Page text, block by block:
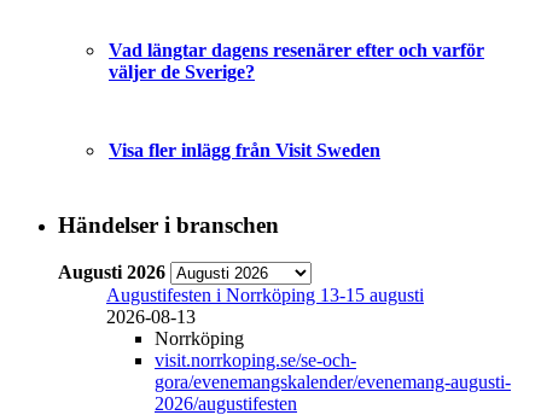
Vad längtar dagens resenärer efter och varför
väljer de Sverige?
Visa fler inlägg från Visit Sweden
Händelser i branschen
Augusti 2026
Augustifesten i Norrköping 13-15 augusti
2026-08-13
Norrköping
visit.norrkoping.se/se-och-
gora/evenemangskalender/evenemang-augusti-
2026/augustifesten